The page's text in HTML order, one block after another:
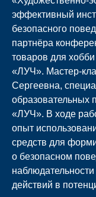
эффективный
безопасного
партнёра
товаров для
«ЛУЧ». Мастер-
Сергеевна,
образовательных
«ЛУЧ». В ходе
опыт
средств для
о безопасном
действий в